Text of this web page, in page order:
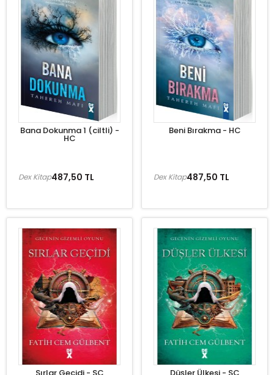
Bana Dokunma 1 (ciltli) -
HC
487,50 TL
Dex Kitap
Beni Bırakma - HC
487,50 TL
Dex Kitap